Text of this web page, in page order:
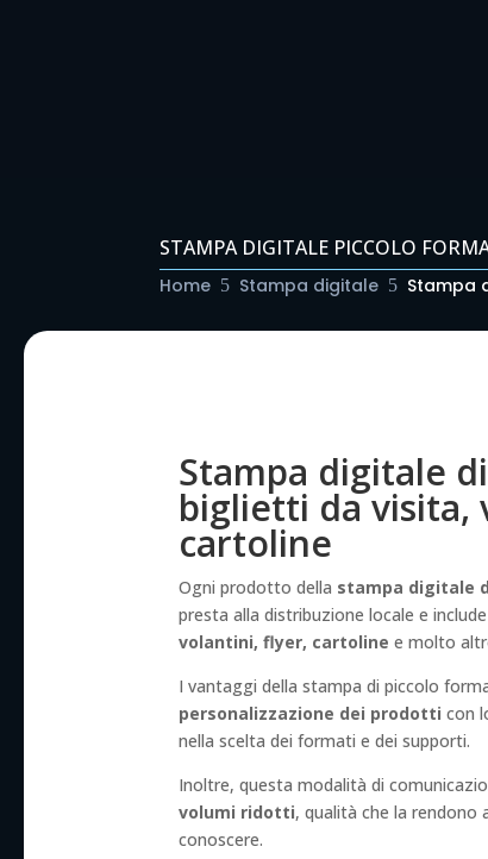
STAMPA DIGITALE PICCOLO
Home 5 Stampa digitale 5 Stampa
Stampa digitale
biglietti da visita,
cartoline
Ogni prodotto della stampa digitale
presta alla distribuzione locale e
volantini, flyer, cartoline e molto
I vantaggi della stampa di piccolo
personalizzazione dei prodotti con
nella scelta dei formati e dei supporti.
Inoltre, questa modalità di
volumi ridotti, qualità che la rendono
conoscere.